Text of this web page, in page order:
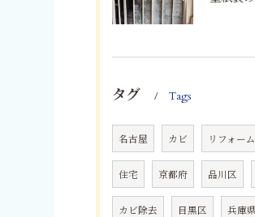
タグ Tags
名古屋 カビ リフォーム
住宅 京都府 品川区
カビ除去 目黒区 兵庫県